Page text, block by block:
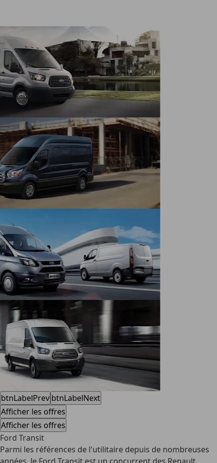
btnLabelPrev btnLabelNext
Afficher les offres
Afficher les offres
Ford Transit
Parmi les références de l'utilitaire depuis de nombreuses